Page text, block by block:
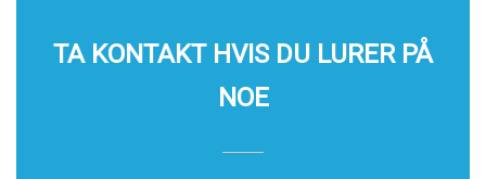
TA KONTAKT HVIS DU LURER PÅ
NOE